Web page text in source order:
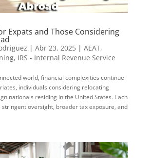
Expats and Those Considering
| Abr 23, 2025| AEAT,
, IRS - Internal Revenue Service
world, financial complexities continue
individuals considering relocating
nationals residing in the United States. Each
oversight, broader tax exposure, and